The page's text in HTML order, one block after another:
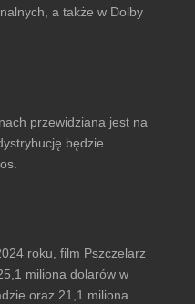
a także w Dolby
przewidziana jest na
będzie
roku, film Pszczelarz
miliona dolarów w
oraz 21,1 miliona